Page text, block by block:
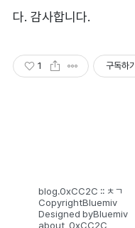
다. 감사합니다.
1 구독하기
blog.0xCC2C :: ㅊㄱ​
CopyrightBluemiv
Designed byBluemiv
about_0xCC2C